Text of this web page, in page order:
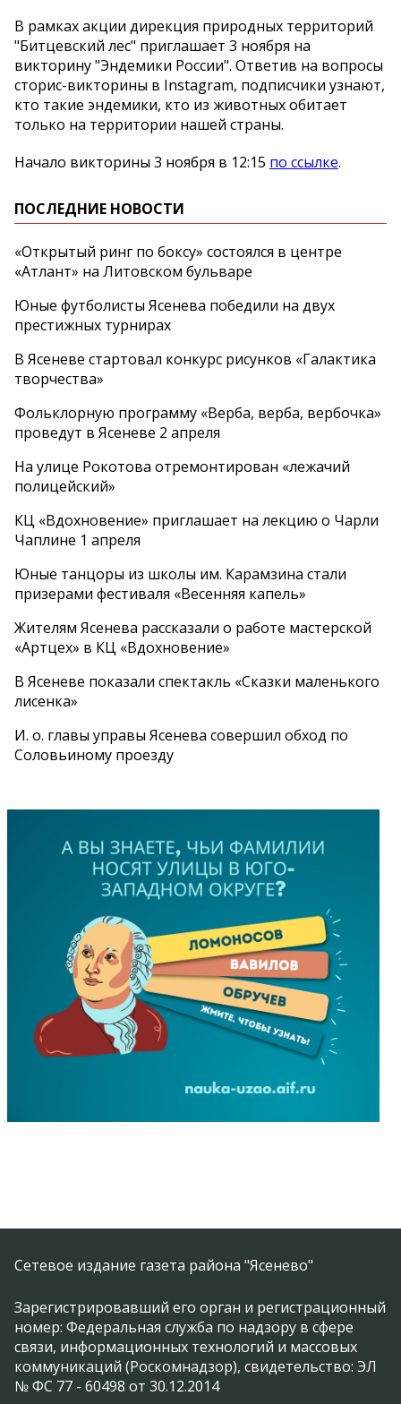
В рамках акции дирекция природных территорий
"Битцевский лес" приглашает 3 ноября на
викторину "Эндемики России". Ответив на вопросы
сторис-викторины в Instagram, подписчики узнают,
кто такие эндемики, кто из животных обитает
только на территории нашей страны.
Начало викторины 3 ноября в 12:15 по ссылке.
ПОСЛЕДНИЕ НОВОСТИ
«Открытый ринг по боксу» состоялся в центре
«Атлант» на Литовском бульваре
Юные футболисты Ясенева победили на двух
престижных турнирах
В Ясеневе стартовал конкурс рисунков «Галактика
творчества»
Фольклорную программу «Верба, верба, вербочка»
проведут в Ясеневе 2 апреля
На улице Рокотова отремонтирован «лежачий
полицейский»
КЦ «Вдохновение» приглашает на лекцию о Чарли
Чаплине 1 апреля
Юные танцоры из школы им. Карамзина стали
призерами фестиваля «Весенняя капель»
Жителям Ясенева рассказали о работе мастерской
«Артцех» в КЦ «Вдохновение»
В Ясеневе показали спектакль «Сказки маленького
лисенка»
И. о. главы управы Ясенева совершил обход по
Соловьиному проезду
Сетевое издание газета района "Ясенево"
Зарегистрировавший его орган и регистрационный
номер: Федеральная служба по надзору в сфере
связи, информационных технологий и массовых
коммуникаций (Роскомнадзор), свидетельство: ЭЛ
№ ФС 77 - 60498 от 30.12.2014